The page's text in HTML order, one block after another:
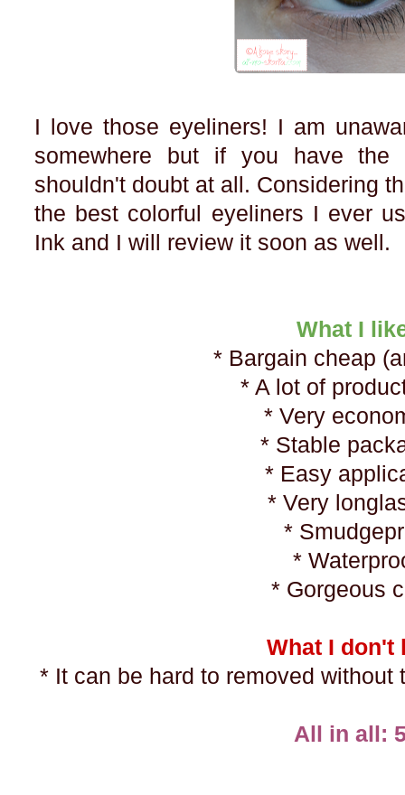
I love those eyeliners! I am
somewhere but if you have
shouldn't doubt at all. Considering
the best colorful eyeliners I ever
Ink and I will review it soon as well.
What I
* Bargain cheap
* A lot of
* Very
* Stable
* Easy
* Very
*
*
* Gorgeous
What I
* It can be hard to removed without
All in all: